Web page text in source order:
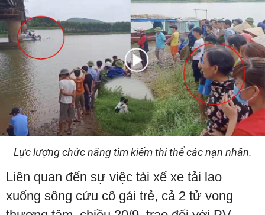
Lực lượng chức năng tìm kiếm thi thể các nạn nhân.
Liên quan đến sự việc tài xế xe tải lao
xuống sông cứu cô gái trẻ, cả 2 tử vong